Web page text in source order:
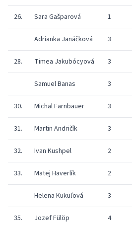
26. Sara Gašparová 1
Adrianka Janáčková 3
28. Timea Jakubócyová 3
Samuel Banas 3
30. Michal Farnbauer 3
31. Martin Andričík 3
32. Ivan Kushpel 2
33. Matej Haverlík 2
Helena Kukuľová 3
35. Jozef Fülöp 4